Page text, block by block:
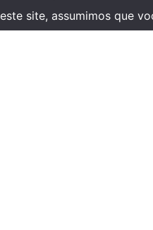
este site, assumimos que